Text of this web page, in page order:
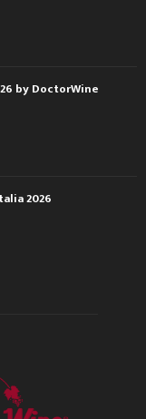
by DoctorWine
2026